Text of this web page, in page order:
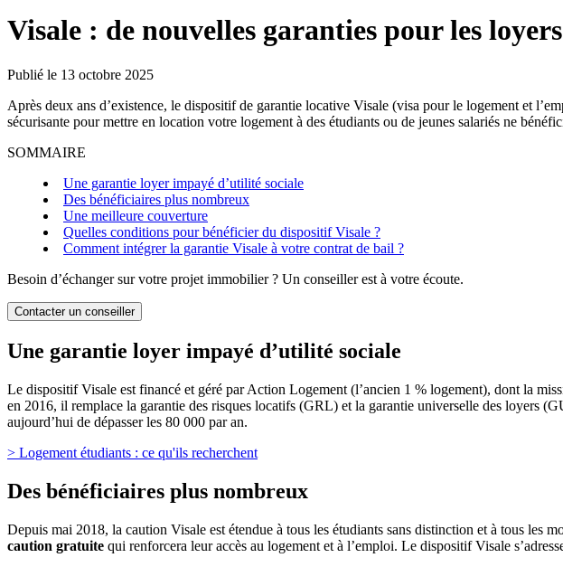
Visale : de nouvelles garanties pour les
Publié le 13 octobre 2025
Après deux ans d’existence, le dispositif de garantie locative Visale (visa pour le logement et
sécurisante pour mettre en location votre logement à des étudiants ou de jeunes salariés ne
SOMMAIRE
Une garantie loyer impayé d’utilité sociale
Des bénéficiaires plus nombreux
Une meilleure couverture
Quelles conditions pour bénéficier du dispositif Visale ?
Comment intégrer la garantie Visale à votre contrat de bail ?
Besoin d’échanger sur votre projet immobilier ? Un conseiller est à votre écoute.
Contacter un conseiller
Une garantie loyer impayé d’utilité sociale
Le dispositif Visale est financé et géré par Action Logement (l’ancien 1 % logement), dont la
en 2016, il remplace la garantie des risques locatifs (GRL) et la garantie universelle des loyers
aujourd’hui de dépasser les 80 000 par an.
> Logement étudiants : ce qu'ils recherchent
Des bénéficiaires plus nombreux
Depuis mai 2018, la caution Visale est étendue à tous les étudiants sans distinction et à tous les
caution gratuite qui renforcera leur accès au logement et à l’emploi. Le dispositif Visale